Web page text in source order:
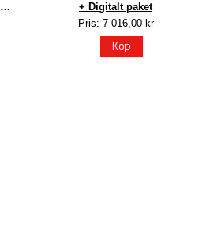
+ Digitalt paket
Pris: 7 016,00 kr
Köp